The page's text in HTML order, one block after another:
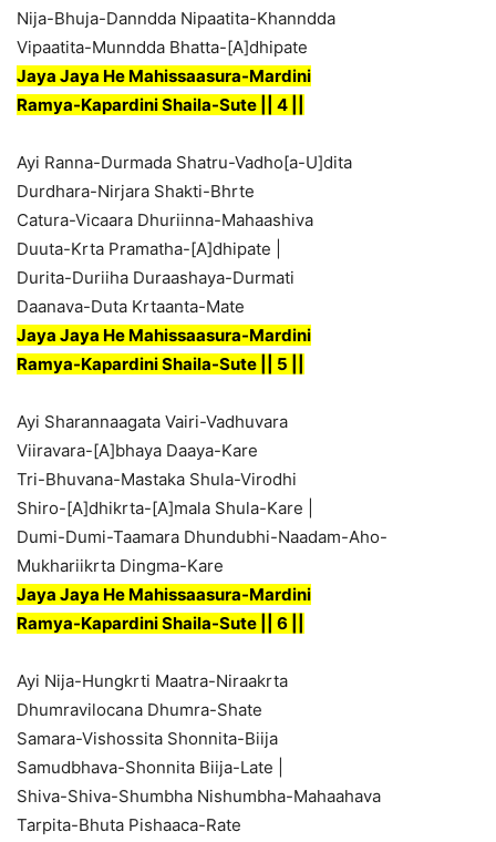
Nija-Bhuja-Danndda Nipaatita-Khanndda
Vipaatita-Munndda Bhatta-[A]dhipate
Jaya Jaya He Mahissaasura-Mardini
Ramya-Kapardini Shaila-Sute || 4 ||
Ayi Ranna-Durmada Shatru-Vadho[a-U]dita
Durdhara-Nirjara Shakti-Bhrte
Catura-Vicaara Dhuriinna-Mahaashiva
Duuta-Krta Pramatha-[A]dhipate |
Durita-Duriiha Duraashaya-Durmati
Daanava-Duta Krtaanta-Mate
Jaya Jaya He Mahissaasura-Mardini
Ramya-Kapardini Shaila-Sute || 5 ||
Ayi Sharannaagata Vairi-Vadhuvara
Viiravara-[A]bhaya Daaya-Kare
Tri-Bhuvana-Mastaka Shula-Virodhi
Shiro-[A]dhikrta-[A]mala Shula-Kare |
Dumi-Dumi-Taamara Dhundubhi-Naadam-Aho-
Mukhariikrta Dingma-Kare
Jaya Jaya He Mahissaasura-Mardini
Ramya-Kapardini Shaila-Sute || 6 ||
Ayi Nija-Hungkrti Maatra-Niraakrta
Dhumravilocana Dhumra-Shate
Samara-Vishossita Shonnita-Biija
Samudbhava-Shonnita Biija-Late |
Shiva-Shiva-Shumbha Nishumbha-Mahaahava
Tarpita-Bhuta Pishaaca-Rate